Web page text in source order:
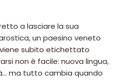
a lasciare la sua
un paesino veneto
subito etichettato
non è facile: nuova lingua,
ma tutto cambia quando